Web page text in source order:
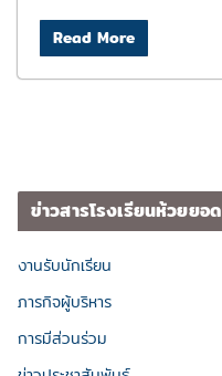
Read More
ข่าวสารโรงเรียนห้วยยอด
งานรับนักเรียน
ภารกิจผู้บริหาร
การมีส่วนร่วม